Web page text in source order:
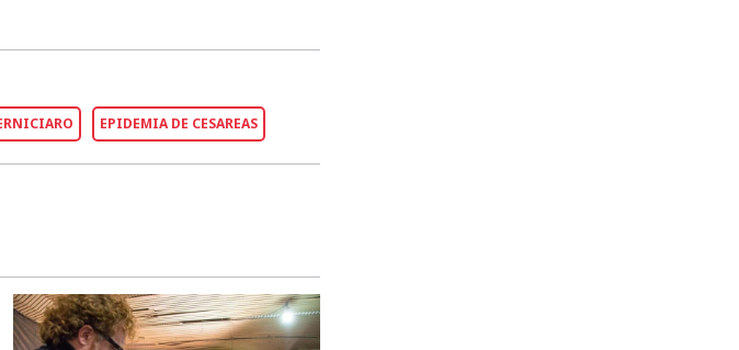
EPIDEMIA DE CESAREAS